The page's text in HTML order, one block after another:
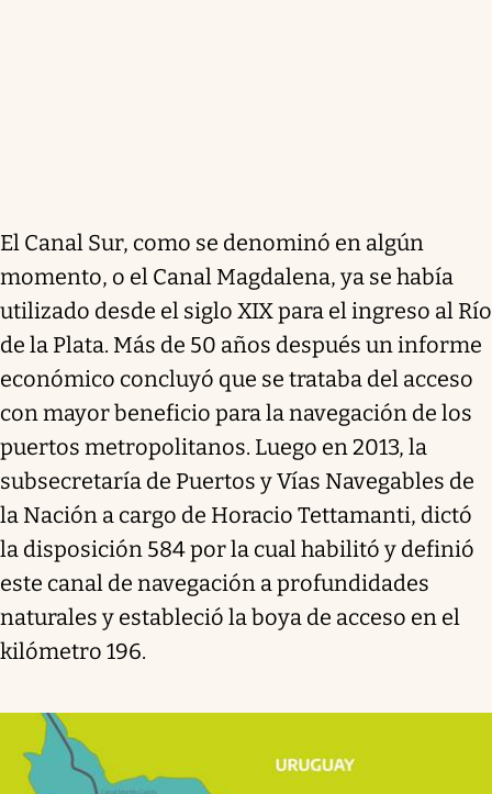
El Canal Sur, como se denominó en algún
momento, o el Canal Magdalena, ya se había
utilizado desde el siglo XIX para el ingreso al Río
de la Plata. Más de 50 años después un informe
económico concluyó que se trataba del acceso
con mayor beneficio para la navegación de los
puertos metropolitanos. Luego en 2013, la
subsecretaría de Puertos y Vías Navegables de
la Nación a cargo de Horacio Tettamanti, dictó
la disposición 584 por la cual habilitó y definió
este canal de navegación a profundidades
naturales y estableció la boya de acceso en el
kilómetro 196.